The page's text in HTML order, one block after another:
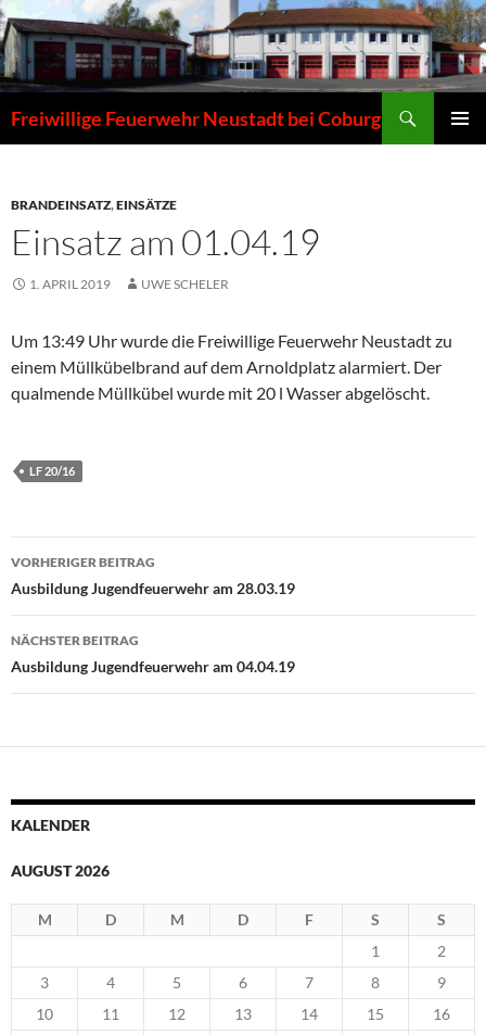
Zum
Inhalt
springen
Freiwillige Feuerwehr Neustadt bei Coburg
BRANDEINSATZ,EINSÄTZE
Einsatz am 01.04.19
1. APRIL 2019 UWE SCHELER
Um 13:49 Uhr wurde die Freiwillige Feuerwehr Neustadt zu
einem Müllkübelbrand auf dem Arnoldplatz alarmiert. Der
qualmende Müllkübel wurde mit 20 l Wasser abgelöscht.
LF 20/16
Beitragsnavigation
VORHERIGER BEITRAG
Ausbildung Jugendfeuerwehr am 28.03.19
NÄCHSTER BEITRAG
Ausbildung Jugendfeuerwehr am 04.04.19
KALENDER
AUGUST 2026
M D M D F S S
1
2
3
4 5 6 7 8
9
10
11 12 13 14 15
16